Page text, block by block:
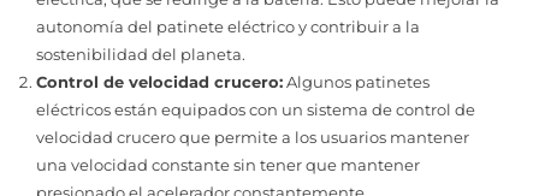
autonomía del patinete eléctrico y contribuir a la
sostenibilidad del planeta.
Control de velocidad crucero:Algunos patinetes
eléctricos están equipados con un sistema de control de
velocidad crucero que permite a los usuarios mantener
una velocidad constante sin tener que mantener